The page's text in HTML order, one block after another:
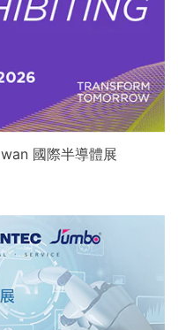
國際半導體展